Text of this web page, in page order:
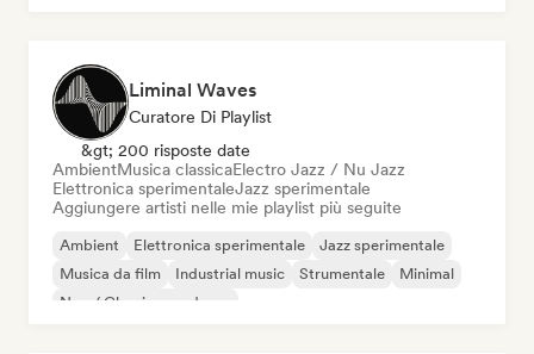
Liminal Waves
Curatore Di Playlist
&gt; 200 risposte date
AmbientMusica classicaElectro Jazz / Nu Jazz
Elettronica sperimentaleJazz sperimentale
Aggiungere artisti nelle mie playlist più seguite
Ambient Elettronica sperimentale
Jazz sperimentale
Musica da film
Industrial music Strumentale
Minimal
Neo / Classico moderno